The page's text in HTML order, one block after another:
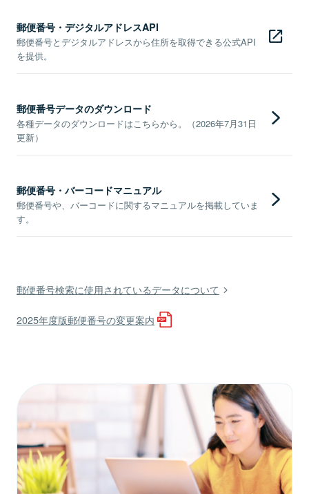
郵便番号・デジタルアドレスAPI
郵便番号とデジタルアドレスから住所を取得できる公式API
を提供。
郵便番号データのダウンロード
各種データのダウンロードはこちらから。（2026年7月31日
更新）
郵便番号・バーコードマニュアル
郵便番号や、バーコードに関するマニュアルを掲載していま
す。
郵便番号検索に使用されているデータについて
2025年度版郵便番号の変更案内